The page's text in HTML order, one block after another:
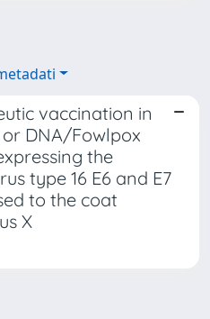
vaccination in
DNA/Fowlpox
the
type 16 E6 and E7
to the coat
X